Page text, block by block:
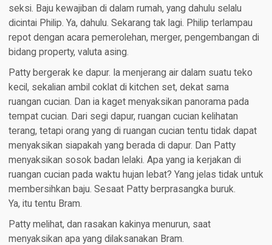
seksi. Baju kewajiban di dalam rumah, yang dahulu selalu
dicintai Philip. Ya, dahulu. Sekarang tak lagi. Philip terlampau
repot dengan acara pemerolehan, merger, pengembangan di
bidang property, valuta asing.
Patty bergerak ke dapur. Ia menjerang air dalam suatu teko
kecil, sekalian ambil coklat di kitchen set, dekat sama
ruangan cucian. Dan ia kaget menyaksikan panorama pada
tempat cucian. Dari segi dapur, ruangan cucian kelihatan
terang, tetapi orang yang di ruangan cucian tentu tidak dapat
menyaksikan siapakah yang berada di dapur. Dan Patty
menyaksikan sosok badan lelaki. Apa yang ia kerjakan di
ruangan cucian pada waktu hujan lebat? Yang jelas tidak untuk
membersihkan baju. Sesaat Patty berprasangka buruk.
Ya, itu tentu Bram.
Patty melihat, dan rasakan kakinya menurun, saat
menyaksikan apa yang dilaksanakan Bram.